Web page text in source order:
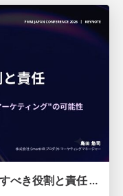
新規事業立ち上げにPMMが果たすべき役割と責任 −スケールアップ企業における"プロダクトマーケティング"の可能性